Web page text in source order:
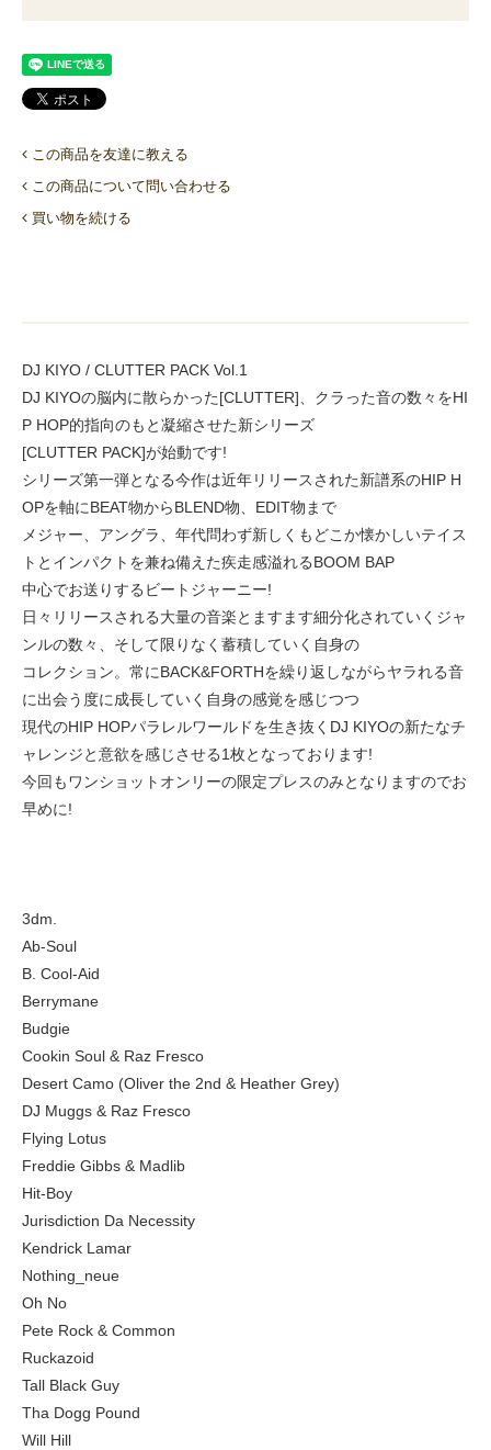
この商品を友達に教える
この商品について問い合わせる
買い物を続ける
DJ KIYO / CLUTTER PACK Vol.1
DJ KIYOの脳内に散らかった[CLUTTER]、クラった音の数々をHI
P HOP的指向のもと凝縮させた新シリーズ
[CLUTTER PACK]が始動です!
シリーズ第一弾となる今作は近年リリースされた新譜系のHIP H
OPを軸にBEAT物からBLEND物、EDIT物まで
メジャー、アングラ、年代問わず新しくもどこか懐かしいテイス
トとインパクトを兼ね備えた疾走感溢れるBOOM BAP
中心でお送りするビートジャーニー!
日々リリースされる大量の音楽とますます細分化されていくジャ
ンルの数々、そして限りなく蓄積していく自身の
コレクション。常にBACK&FORTHを繰り返しながらヤラれる音
に出会う度に成長していく自身の感覚を感じつつ
現代のHIP HOPパラレルワールドを生き抜くDJ KIYOの新たなチ
ャレンジと意欲を感じさせる1枚となっております!
今回もワンショットオンリーの限定プレスのみとなりますのでお
早めに!
3dm.
Ab-Soul
B. Cool-Aid
Berrymane
Budgie
Cookin Soul & Raz Fresco
Desert Camo (Oliver the 2nd & Heather Grey)
DJ Muggs & Raz Fresco
Flying Lotus
Freddie Gibbs & Madlib
Hit-Boy
Jurisdiction Da Necessity
Kendrick Lamar
Nothing_neue
Oh No
Pete Rock & Common
Ruckazoid
Tall Black Guy
Tha Dogg Pound
Will Hill